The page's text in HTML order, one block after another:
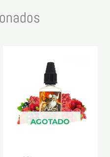
AGOTADO